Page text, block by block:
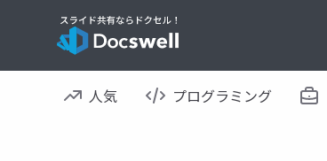
人気 プログラミング